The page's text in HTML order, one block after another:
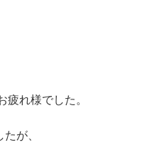
れ様でした。
が、